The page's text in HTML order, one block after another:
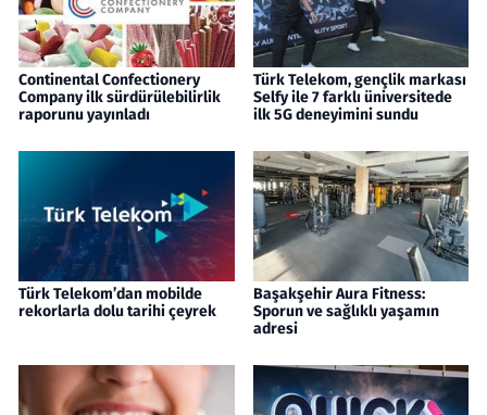
Continental Confectionery
Company ilk sürdürülebilirlik
raporunu yayınladı
Türk Telekom, gençlik markası
Selfy ile 7 farklı üniversitede
ilk 5G deneyimini sundu
Türk Telekom’dan mobilde
rekorlarla dolu tarihi çeyrek
Başakşehir Aura Fitness:
Sporun ve sağlıklı yaşamın
adresi